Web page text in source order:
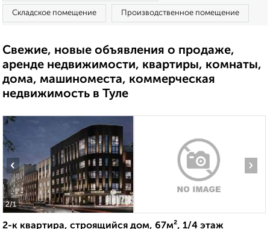
Складское помещение Производственное помещение
Свежие, новые объявления о продаже,
аренде недвижимости, квартиры, комнаты,
дома, машиноместа, коммерческая
недвижимость в Туле
2/1
‹ ›
2-к квартира, строящийся дом, 67м², 1/4 этаж